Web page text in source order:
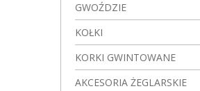
GWOŹDZIE
KOŁKI
KORKI GWINTOWANE
AKCESORIA ŻEGLARSKIE